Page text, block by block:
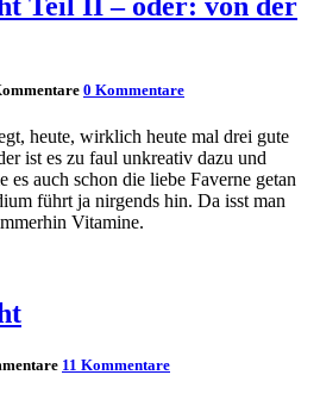
0 Kommentare
heute, wirklich heute mal drei gute
ist es zu faul unkreativ dazu und
auch schon die liebe Faverne getan
führt ja nirgends hin. Da isst man
Vitamine.
11 Kommentare